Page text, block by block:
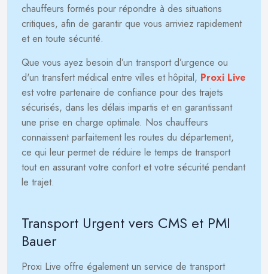
chauffeurs formés pour répondre à des situations
critiques, afin de garantir que vous arriviez rapidement
et en toute sécurité.
Que vous ayez besoin d’un transport d’urgence ou
d'un transfert médical entre villes et hôpital, Proxi Live
est votre partenaire de confiance pour des trajets
sécurisés, dans les délais impartis et en garantissant
une prise en charge optimale. Nos chauffeurs
connaissent parfaitement les routes du département,
ce qui leur permet de réduire le temps de transport
tout en assurant votre confort et votre sécurité pendant
le trajet.
Transport Urgent vers CMS et PMI
Bauer
Proxi Live offre également un service de transport